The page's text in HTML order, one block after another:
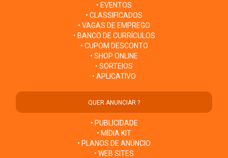
• EVENTOS
• CLASSIFICADOS
• VAGAS DE EMPREGO
• BANCO DE CURRÍCULOS
• CUPOM DESCONTO
• SHOP ONLINE
• SORTEIOS
• APLICATIVO
QUER ANUNCIAR ?
• PUBLICIDADE
• MÍDIA KIT
• PLANOS DE ANÚNCIO
• WEB SITES